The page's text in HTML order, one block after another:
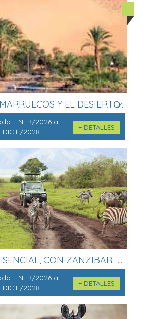
Y EL DESIERTO̷...
ENER/2026 a
DICIE/2028
+ DETALLES
CON ZANZIBAR…...
ENER/2026 a
DICIE/2028
+ DETALLES